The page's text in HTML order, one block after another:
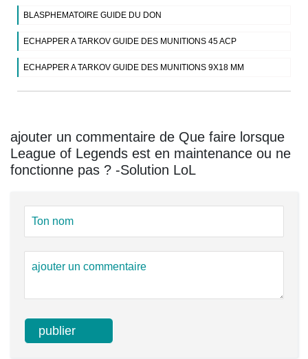
BLASPHEMATOIRE GUIDE DU DON
ECHAPPER A TARKOV GUIDE DES MUNITIONS 45 ACP
ECHAPPER A TARKOV GUIDE DES MUNITIONS 9X18 MM
ajouter un commentaire de Que faire lorsque
League of Legends est en maintenance ou ne
fonctionne pas ? -Solution LoL